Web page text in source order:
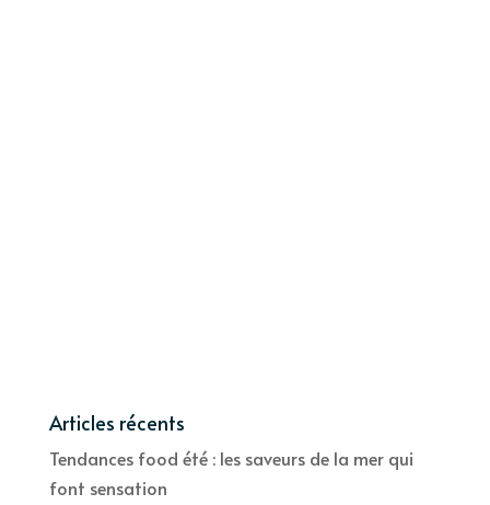
Articles récents
Tendances food été : les saveurs de la mer qui
font sensation